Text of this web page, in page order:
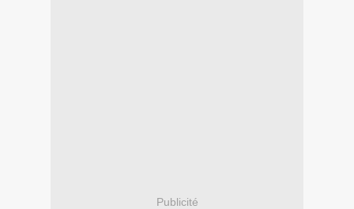
Publicité